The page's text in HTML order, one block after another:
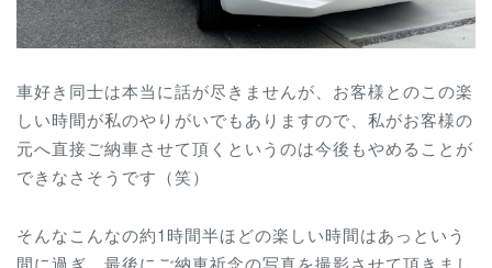
車好き同士は本当に話が尽きませんが、お客様とのこの楽
しい時間が私のやりがいでもありますので、私がお客様の
元へ直接ご納車させて頂くというのは今後もやめることが
できなさそうです（笑）
そんなこんなの約1時間半ほどの楽しい時間はあっという
間に過ぎ、最後にご納車祈念の写真を撮影させて頂きまし